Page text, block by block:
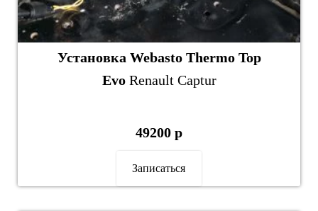
Установка Webasto Thermo Top
Evo Renault Captur
49200 р
Записаться